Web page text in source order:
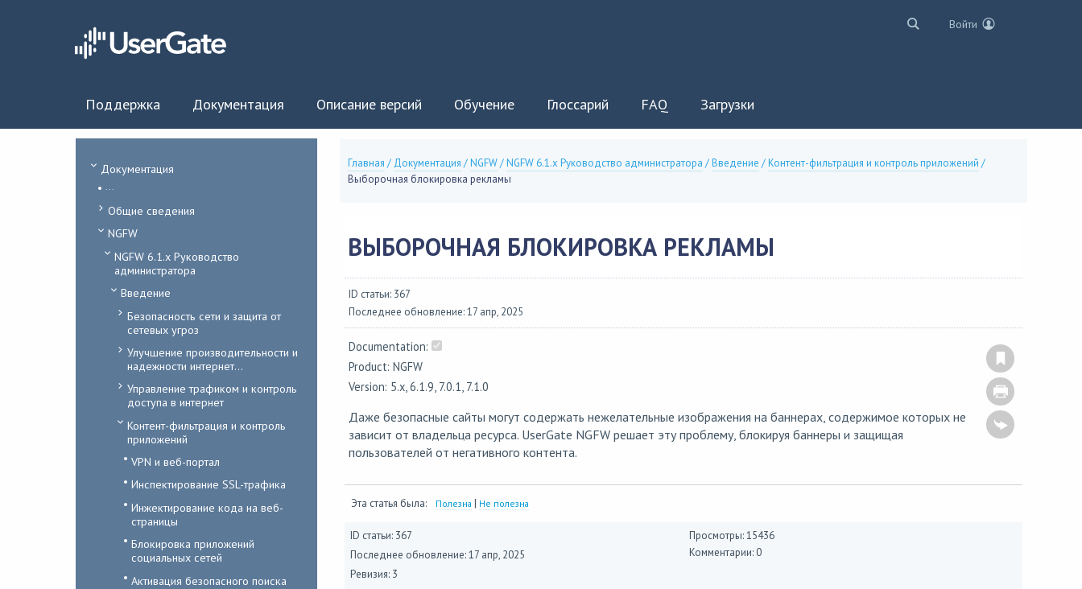
Войти
Поддержка Документация Описание версий Обучение Глоссарий FAQ Загрузки
Документация
...
Общие сведения
NGFW
NGFW 6.1.x Руководство
администратора
Введение
Безопасность сети и защита от
сетевых угроз
Улучшение производительности и
надежности интернет...
Управление трафиком и контроль
доступа в интернет
Контент-фильтрация и контроль
приложений
VPN и веб-портал
Инспектирование SSL-трафика
Инжектирование кода на веб-
страницы
Блокировка приложений
социальных сетей
Активация безопасного поиска
Главная / Документация /NGFW/NGFW 6.1.x Руководство администратора /Введение /Контент-фильтрация и контроль приложений /
Выборочная блокировка рекламы
ВЫБОРОЧНАЯ БЛОКИРОВКА РЕКЛАМЫ
ID статьи: 367
Последнее обновление: 17 апр, 2025
Documentation:
Product: NGFW
Version: 5.x, 6.1.9, 7.0.1, 7.1.0
Даже безопасные сайты могут содержать нежелательные изображения на баннерах, содержимое которых не
зависит от владельца ресурса. UserGate NGFW решает эту проблему, блокируя баннеры и защищая
пользователей от негативного контента.
Эта статья была: Полезна | Не полезна
ID статьи: 367
Последнее обновление:17 апр, 2025
Ревизия: 3
Просмотры: 15436
Комментарии: 0